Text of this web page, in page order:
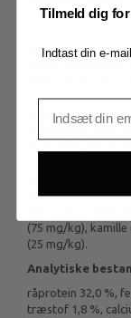
Ingredienser:
tørret laks (25 %),
ærter, kyllingefedt
æbler, ølgær, alger
skaller fra
(rosmarin,
oligosakkarider
(75 mg/kg),
(25 mg/kg).
Analytiske
råprotein 32,0 %,
træstof 1,8 %,
Tilmeld dig
Indtast din e-